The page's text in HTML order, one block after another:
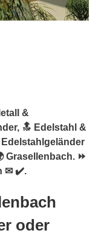
&
🔝 Edelstahl &
⏩
✉ ✔️.
oder